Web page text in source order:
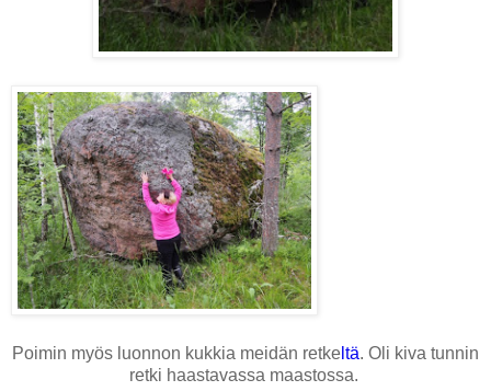
Poimin myös luonnon kukkia meidän retke ltä. Oli kiva tunnin
retki haastavassa maastossa.